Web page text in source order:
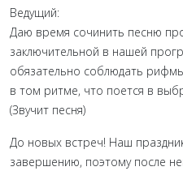
Ведущий:
Даю время сочинить песню
заключительной в нашей
обязательно соблюдать
в том ритме, что поется в
(Звучит песня)
До новых встреч! Наш
завершению, поэтому после